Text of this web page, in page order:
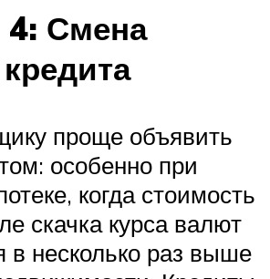
4: Смена
проще объявить
особенно при
когда стоимость
скачка курса валют
в несколько раз выше